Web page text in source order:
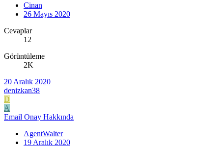
Cinan
26 Mayıs 2020
Cevaplar
12
Görüntüleme
2K
20 Aralık 2020
denizkan38
D
A
Email Onay Hakkında
AgentWalter
19 Aralık 2020